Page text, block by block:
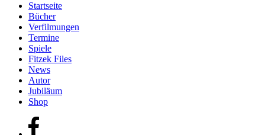
Startseite
Bücher
Verfilmungen
Termine
Spiele
Fitzek Files
News
Autor
Jubiläum
Shop